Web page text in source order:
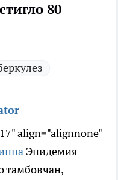
80
align="alignnone"
Эпидемия
тамбовчан,